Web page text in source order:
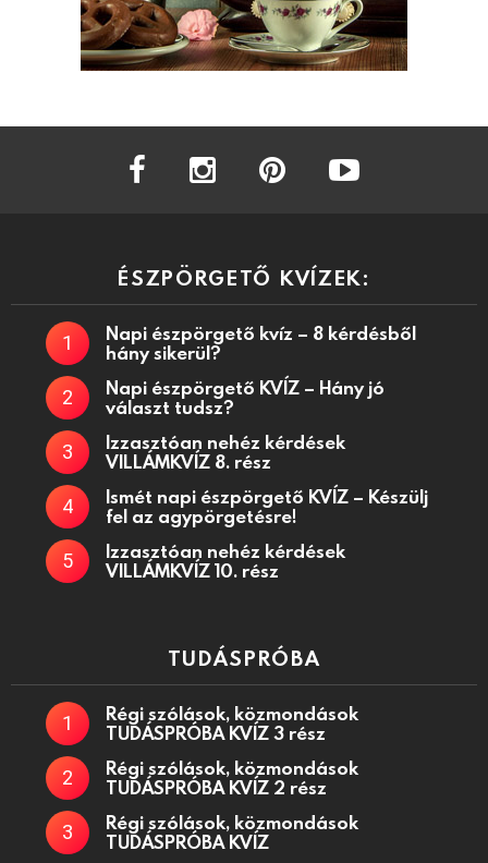
facebook instagram
ÉSZPÖRGETŐ KVÍZEK:
Napi észpörgető kvíz – 8 kérdésből
hány sikerül?
Napi észpörgető KVÍZ – Hány jó
választ tudsz?
Izzasztóan nehéz kérdések
VILLÁMKVÍZ 8. rész
Ismét napi észpörgető KVÍZ – Készülj
fel az agypörgetésre!
Izzasztóan nehéz kérdések
VILLÁMKVÍZ 10. rész
TUDÁSPRÓBA
Régi szólások, közmondások
TUDÁSPRÓBA KVÍZ 3 rész
Régi szólások, közmondások
TUDÁSPRÓBA KVÍZ 2 rész
Régi szólások, közmondások
TUDÁSPRÓBA KVÍZ